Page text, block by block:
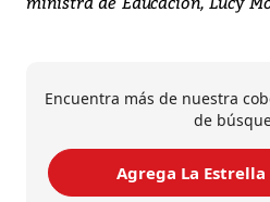
Encuentra más de nuestra
de
Agrega La